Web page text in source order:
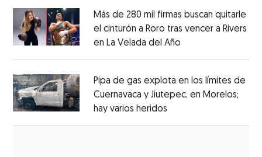
Más de 280 mil firmas buscan quitarle
el cinturón a Roro tras vencer a Rivers
en La Velada del Año
Pipa de gas explota en los límites de
Cuernavaca y Jiutepec, en Morelos;
hay varios heridos